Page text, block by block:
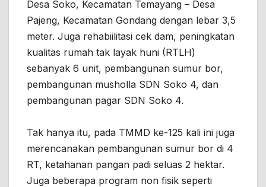
Desa Soko, Kecamatan Temayang – Desa
Pajeng, Kecamatan Gondang dengan lebar 3,5
meter. Juga rehabiilitasi cek dam, peningkatan
kualitas rumah tak layak huni (RTLH)
sebanyak 6 unit, pembangunan sumur bor,
pembangunan musholla SDN Soko 4, dan
pembangunan pagar SDN Soko 4.
Tak hanya itu, pada TMMD ke-125 kali ini juga
merencanakan pembangunan sumur bor di 4
RT, ketahanan pangan padi seluas 2 hektar.
Juga beberapa program non fisik seperti